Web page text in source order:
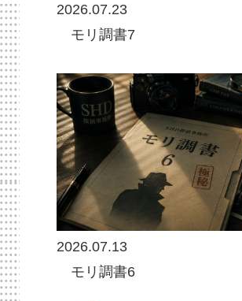
2026.07.23
モリ調書7
2026.07.13
モリ調書6